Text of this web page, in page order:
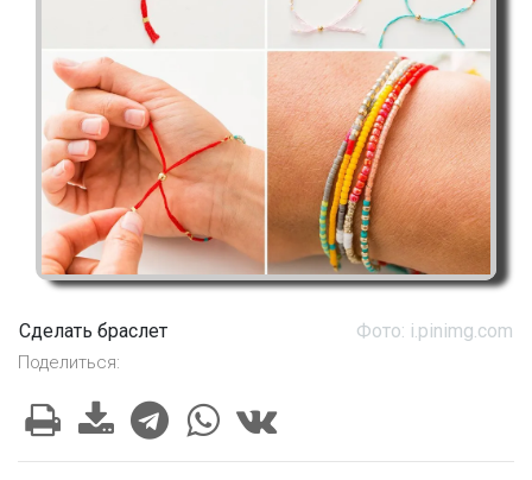
Сделать браслет Фото: i.pinimg.com
Поделиться: